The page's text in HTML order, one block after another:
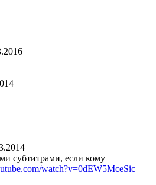
субтитрами, если кому
watch?v=0dEW5MceSic